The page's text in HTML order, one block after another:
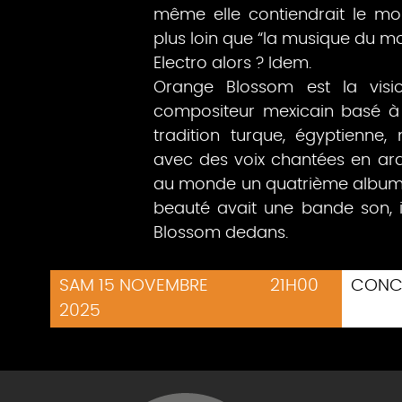
même elle contiendrait le
plus loin que “la musique du
Electro alors ? Idem.
Orange Blossom est la
compositeur mexicain basé
tradition turque, égyptienne,
avec des voix chantées en
au monde un quatrième
beauté avait une bande son,
Blossom dedans.
SAM 15 NOVEMBRE
2025
21H00